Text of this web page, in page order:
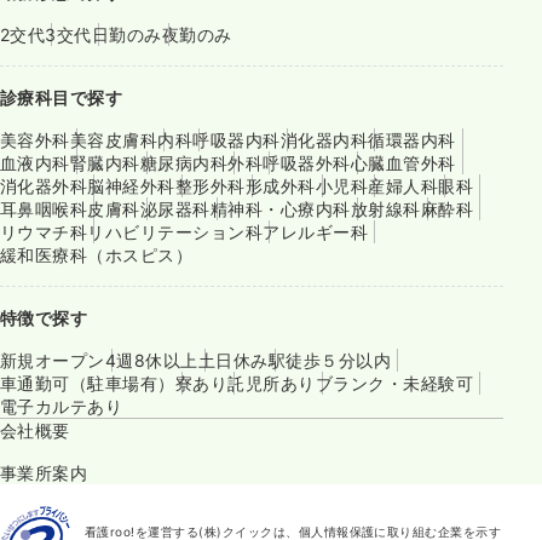
2交代3交代日勤のみ夜勤のみ
診療科目で探す
美容外科美容皮膚科内科呼吸器内科消化器内科循環器内科
血液内科腎臓内科糖尿病内科外科呼吸器外科心臓血管外科
消化器外科脳神経外科整形外科形成外科小児科産婦人科眼科
耳鼻咽喉科皮膚科泌尿器科精神科・心療内科放射線科麻酔科
リウマチ科リハビリテーション科アレルギー科
緩和医療科（ホスピス）
特徴で探す
新規オープン4週8休以上土日休み駅徒歩５分以内
車通勤可（駐車場有） 寮あり託児所あり ブランク・未経験可
電子カルテあり
会社概要
事業所案内
看護roo!を運営する(株)クイックは、個人情報保護に取り組む企業を示す